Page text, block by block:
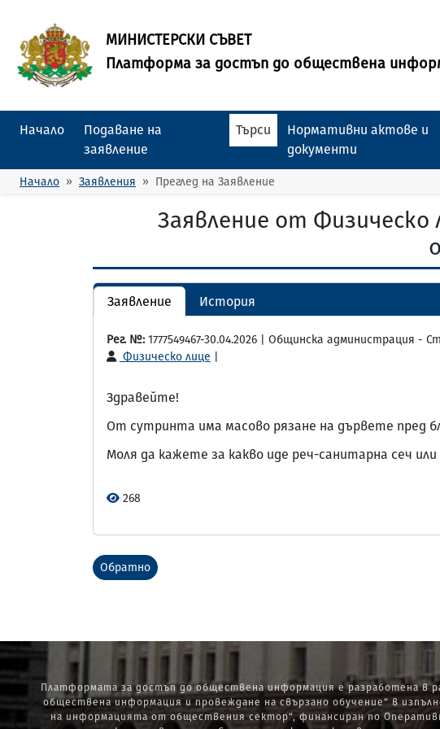
МИНИСТЕРСКИ СЪВЕТ
Платформа за достъп до обществена
Начало
Подаване на
заявление
Търси
Нормативни актове и
документи
Начало Заявления Преглед на Заявление
Заявление от
Заявление История
Рег. №: 1777549467-30.04.2026 | Общинска администрация -
Физическо лице
Здравейте!
От сутринта има масово рязане на дървете пред
Моля да кажете за какво иде реч-санитарна сеч
268
Обратно
Платформата за достъп до обществена информация е разработена в
обществена информация и провеждане на свързано обучение“ в
на информацията от обществения сектор“, финансиран по